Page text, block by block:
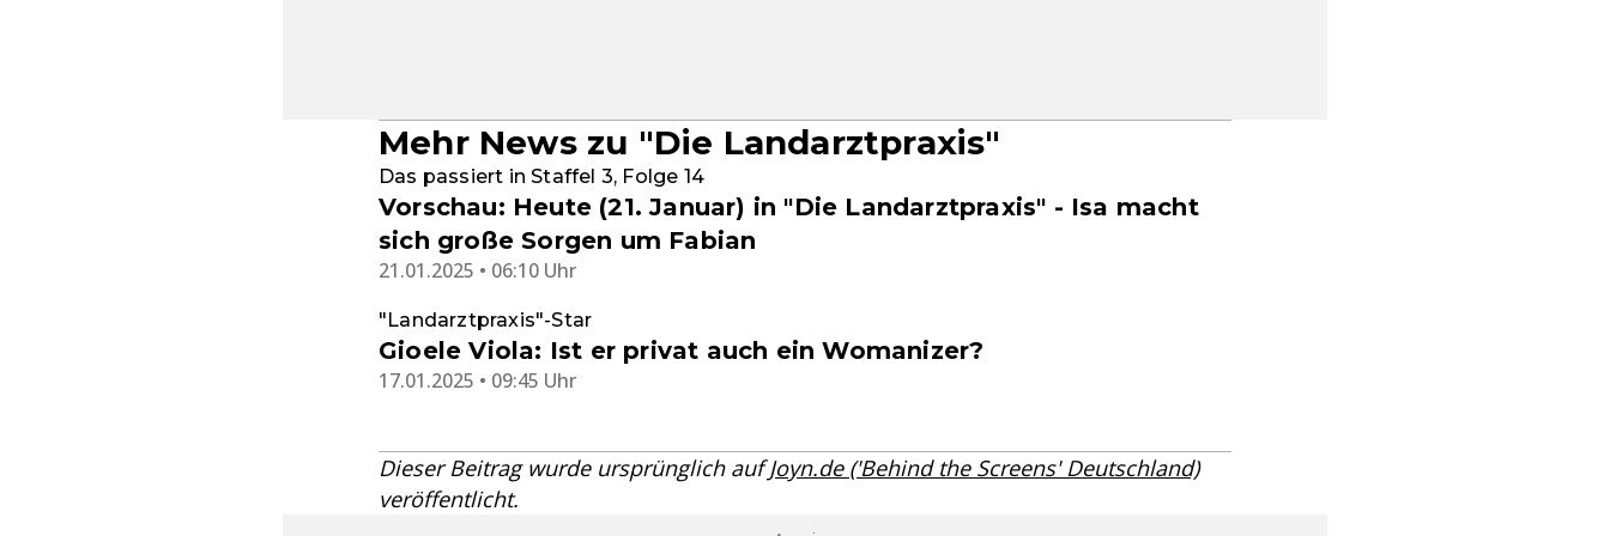
Mehr News zu "Die Landarztpraxis"
Das passiert in Staffel 3, Folge 14
Vorschau: Heute (21. Januar) in "Die Landarztpraxis" - Isa macht
sich große Sorgen um Fabian
21.01.2025 • 06:10 Uhr
"Landarztpraxis"-Star
Gioele Viola: Ist er privat auch ein Womanizer?
17.01.2025 • 09:45 Uhr
Dieser Beitrag wurde ursprünglich aufJoyn.de ('Behind the Screens' Deutschland)
veröffentlicht.